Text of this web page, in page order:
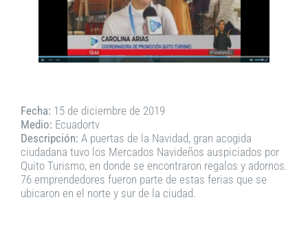
Fecha: 15 de diciembre de 2019
Medio: Ecuadortv
Descripción: A puertas de la Navidad, gran acogida
ciudadana tuvo los Mercados Navideños auspiciados por
Quito Turismo, en donde se encontraron regalos y adornos.
76 emprendedores fueron parte de estas ferias que se
ubicaron en el norte y sur de la ciudad.